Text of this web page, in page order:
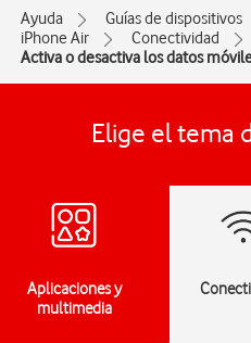
Ayuda Guías de dispositivos
iPhone Air
Conectividad
Activa o desactiva los datos
Elige el tema
Aplicaciones y
multimedia